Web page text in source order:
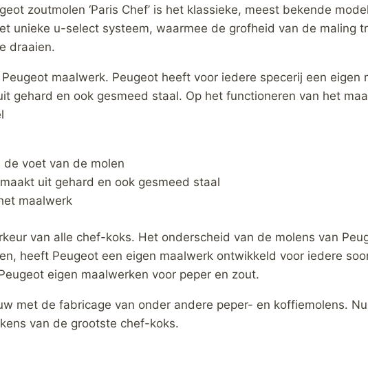
zoutmolen ‘Paris Chef’ is het klassieke, meest bekende
unieke u-select systeem, waarmee de grofheid van de maling
draaien.
maalwerk. Peugeot heeft voor iedere specerij een
gehard en ook gesmeed staal. Op het functioneren van het
voet van de molen
uit gehard en ook gesmeed staal
maalwerk
van alle chef-koks. Het onderscheid van de molens van
heeft Peugeot een eigen maalwerk ontwikkeld voor iedere
eigen maalwerken voor peper en zout.
met de fabricage van onder andere peper- en koffiemolens.
van de grootste chef-koks.